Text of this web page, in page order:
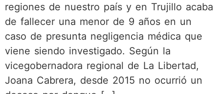
regiones de nuestro país y en Trujillo acaba
de fallecer una menor de 9 años en un
caso de presunta negligencia médica que
viene siendo investigado. Según la
vicegobernadora regional de La Libertad,
Joana Cabrera, desde 2015 no ocurrió un